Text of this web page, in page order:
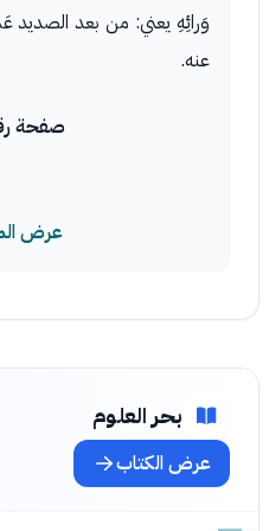
وَرائِهِ يعني: من بعد الصديد
عنه.
صفحة رقم
عرض
بحر العلوم
عرض الكتاب